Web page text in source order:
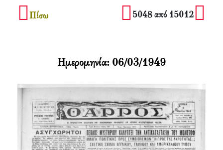
Πίσω 5048 από 15012
Ημερομηνία: 06/03/1949